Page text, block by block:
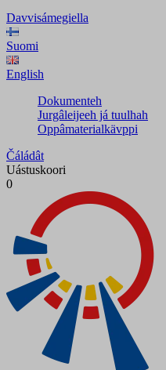
Davvisámegiella
Suomi
English
Dokumenteh
Jurgâleijeeh já tuulhah
Oppâmaterialkävppi
Čáládât
Uástuskoori
0